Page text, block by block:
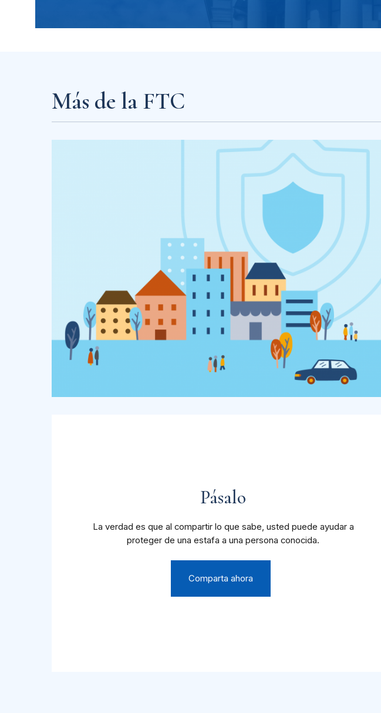
Más de la FTC
Pásalo
La verdad es que al compartir lo que sabe, usted puede ayudar a
proteger de una estafa a una persona conocida.
Comparta ahora